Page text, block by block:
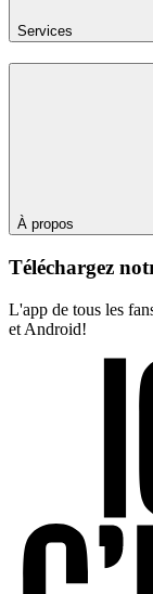
Services
À propos
Téléchargez
L'app de tous les
et Android!